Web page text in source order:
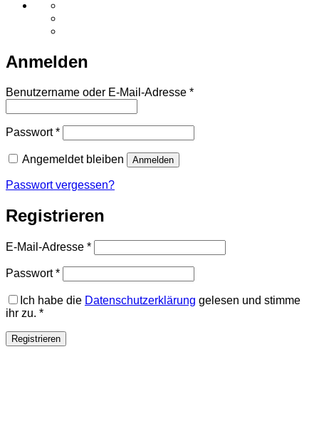
Anmelden
Benutzername oder E-Mail-Adresse *Erforderlich
Passwort*Erforderlich
Angemeldet bleiben Anmelden
Passwort vergessen?
Registrieren
E-Mail-Adresse *Erforderlich
Passwort*Erforderlich
Ich habe die Datenschutzerklärung gelesen und stimme
ihr zu. *
Registrieren